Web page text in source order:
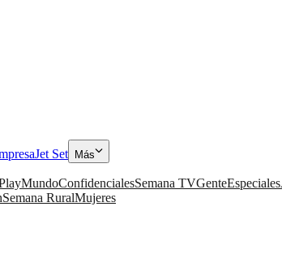
Jet Set Más
MundoConfidencialesSemana TVGenteEspeciales
Semana RuralMujeres